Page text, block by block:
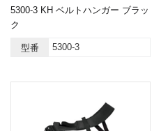
5300-3 KH ベルトハンガー ブラッ
ク
型番 5300-3